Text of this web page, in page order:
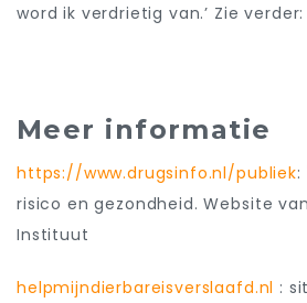
word ik verdrietig van.’ Zie
Meer informatie
https://www.drugsinfo.nl/publiek:
risico en gezondheid. Website
Instituut
helpmijndierbareisverslaafd.nl :